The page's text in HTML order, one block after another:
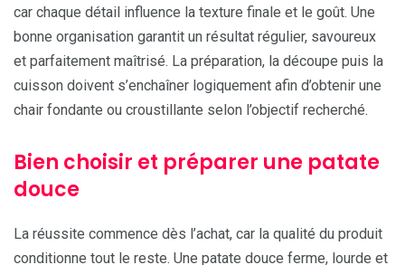
car chaque détail influence la texture finale et le goût. Une
bonne organisation garantit un résultat régulier, savoureux
et parfaitement maîtrisé. La préparation, la découpe puis la
cuisson doivent s’enchaîner logiquement afin d’obtenir une
chair fondante ou croustillante selon l’objectif recherché.
Bien choisir et préparer une patate
douce
La réussite commence dès l’achat, car la qualité du produit
conditionne tout le reste. Une patate douce ferme, lourde et